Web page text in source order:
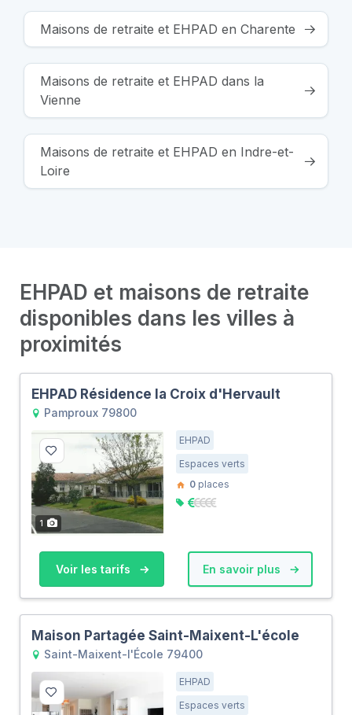
Maisons de retraite et EHPAD en Charente
Maisons de retraite et EHPAD dans la
Vienne
Maisons de retraite et EHPAD en Indre-et-
Loire
EHPAD et maisons de retraite
disponibles dans les villes à
proximités
EHPAD Résidence la Croix d'Hervault
Pamproux 79800
1
EHPAD
Espaces verts
0 places
Voir les tarifs En savoir plus
Maison Partagée Saint-Maixent-L'école
Saint-Maixent-l'École 79400
EHPAD
Espaces verts